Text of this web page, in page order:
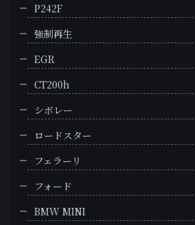
P242F
強制再生
EGR
CT200h
シボレー
ロードスター
フェラーリ
フォード
BMW MINI